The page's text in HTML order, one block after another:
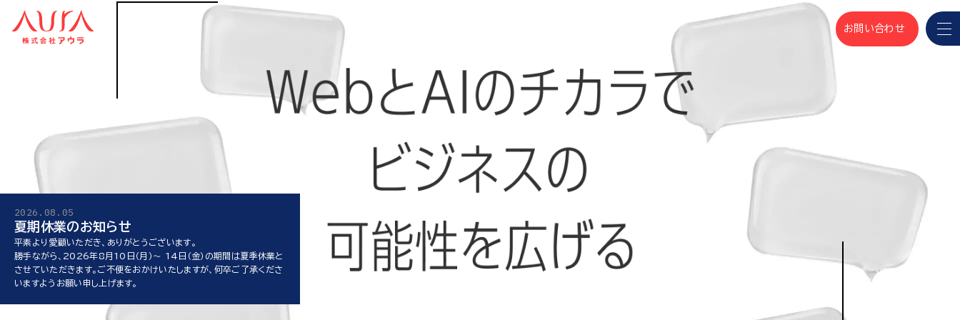
お問い合わせ
2026.08.05
夏期休業のお知らせ
平素より愛顧いただき、ありがとうございます。
勝手ながら、2026年8月10日（月）～ 14日（金）の期間は夏季休業と
させていただきます。ご不便をおかけいたしますが、何卒ご了承くださ
いますようお願い申し上げます。